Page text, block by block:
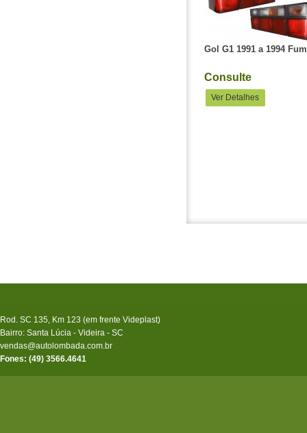
Gol G1 1991 a 1994
Consulte
Ver Detalhes
Rod. SC 135, Km 123 (em frente Videplast)
Bairro: Santa Lúcia - Videira - SC
vendas@autolombada.com.br
Fones: (49) 3566.4641